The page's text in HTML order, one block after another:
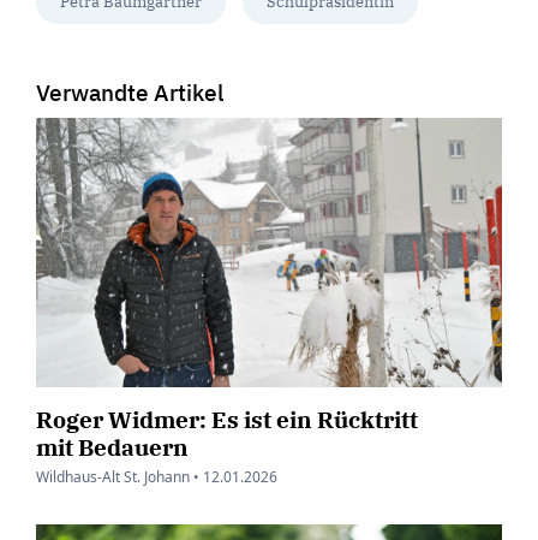
Verwandte Artikel
Roger Widmer: Es ist ein Rücktritt
mit Bedauern
Wildhaus-Alt St. Johann • 12.01.2026